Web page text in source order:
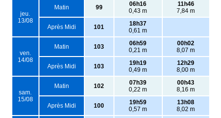
jeu.
13/08
Matin 99
06h16
0,43 m
11h46
7,84 m
Après Midi 101
18h37
0,61 m
ven.
14/08
Matin 103
06h59
0,21 m
00h02
8,07 m
Après Midi 103
19h19
0,49 m
12h29
8,00 m
sam.
15/08
Matin 102
07h39
0,22 m
00h43
8,16 m
Après Midi 100
19h59
0,57 m
13h08
8,02 m